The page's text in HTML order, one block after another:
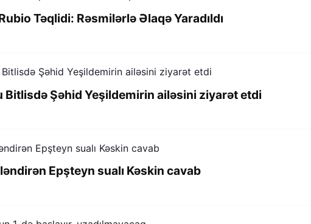
Təqlidi: Rəsmilərlə Əlaqə Yaradıldı
Bitlisdə Şəhid Yeşildemirin ailəsini ziyarət etdi
Epşteyn sualı Kəskin cavab